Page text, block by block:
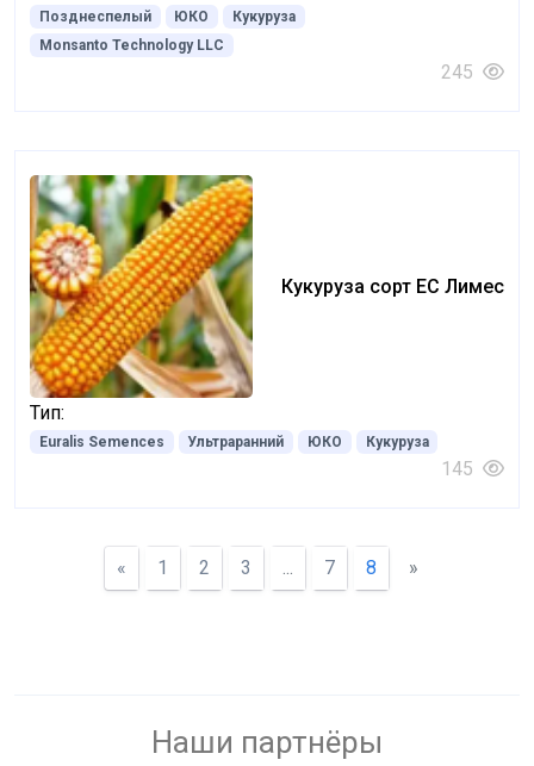
Позднеспелый ЮКО
Кукуруза
Monsanto Technology LLC
245
Кукуруза сорт ЕС Лимес
Тип:
Euralis Semences Ультраранний ЮКО Кукуруза
145
« 1 2 3 ... 7 8 »
Наши партнёры